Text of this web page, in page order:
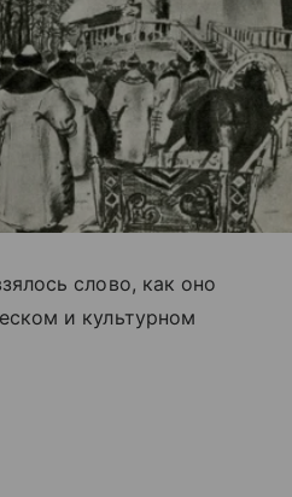
слово, как оно
и культурном